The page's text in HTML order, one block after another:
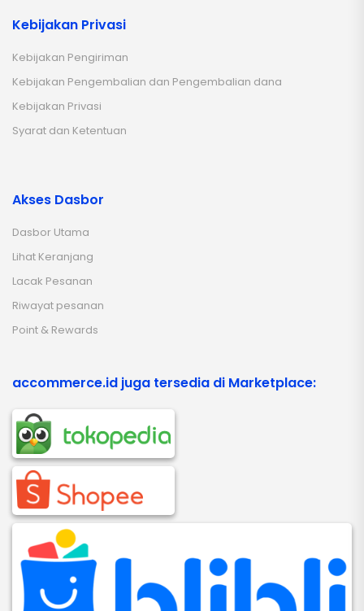
Kebijakan Privasi
Kebijakan Pengiriman
Kebijakan Pengembalian dan Pengembalian dana
Kebijakan Privasi
Syarat dan Ketentuan
Akses Dasbor
Dasbor Utama
Lihat Keranjang
Lacak Pesanan
Riwayat pesanan
Point & Rewards
accommerce.id juga tersedia di Marketplace: